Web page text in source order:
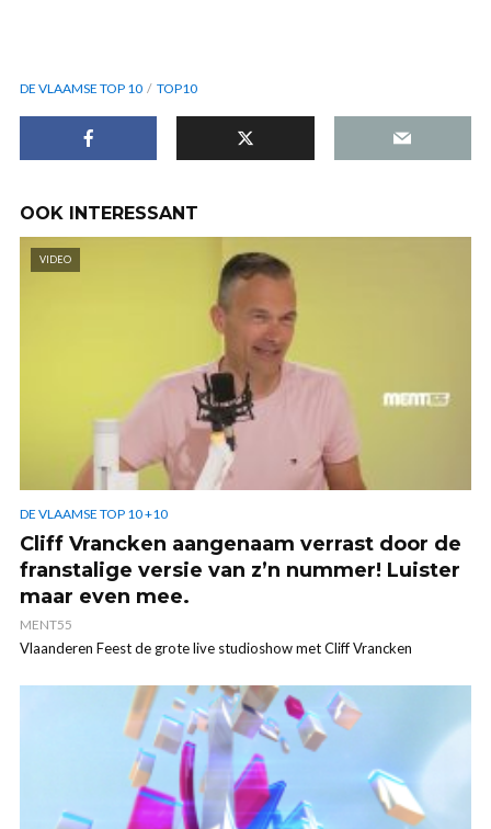
DE VLAAMSE TOP 10 TOP10
OOK INTERESSANT
VIDEO
DE VLAAMSE TOP 10 +10
Cliff Vrancken aangenaam verrast door de
franstalige versie van z’n nummer! Luister
maar even mee.
MENT55
Vlaanderen Feest de grote live studioshow met Cliff Vrancken